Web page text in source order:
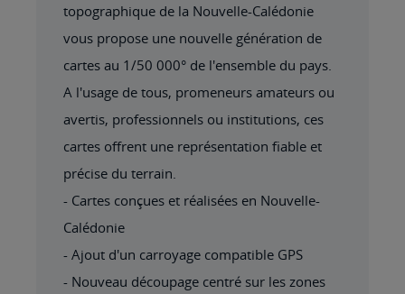
topographique de la Nouvelle-Calédonie
vous propose une nouvelle génération de
cartes au 1/50 000° de l'ensemble du pays.
A l'usage de tous, promeneurs amateurs ou
avertis, professionnels ou institutions, ces
cartes offrent une représentation fiable et
précise du terrain.
- Cartes conçues et réalisées en Nouvelle-
Calédonie
- Ajout d'un carroyage compatible GPS
- Nouveau découpage centré sur les zones